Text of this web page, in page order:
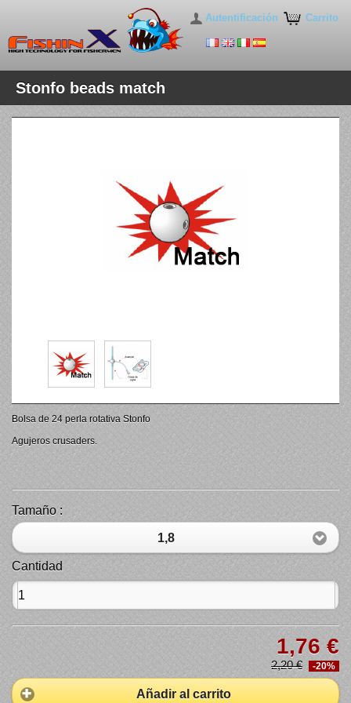
Carrito
Autentificación
Stonfo beads match
Bolsa de 24 perla rotativa Stonfo
Agujeros crusaders.
Tamaño :
1,8
Cantidad
1,76 €
2,20 € -20%
Añadir al carrito